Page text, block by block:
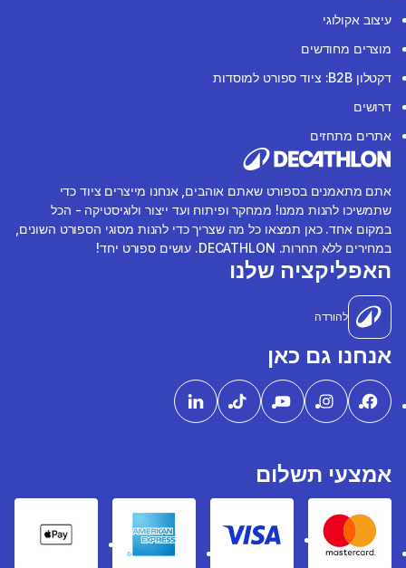
עיצוב אקולוגי
מוצרים מחודשים
דקטלון B2B: ציוד ספורט למוסדות
דרושים
אתרים מתחזים
אתם מתאמנים בספורט שאתם אוהבים, אנחנו מייצרים ציוד כדי
שתמשיכו להנות ממנו! ממחקר ופיתוח ועד ייצור ולוגיסטיקה - הכל
במקום אחד. כאן תמצאו כל מה שצריך כדי להנות מסוגי הספורט השונים,
במחירים ללא תחרות. DECATHLON. עושים ספורט יחד!
האפליקציה שלנו
להורדה
אנחנו גם כאן
אמצעי תשלום
Mastercard
Visa
American express
Pay